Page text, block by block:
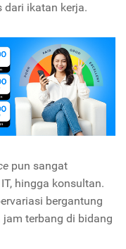
dari ikatan kerja.
pun sangat
hingga konsultan.
bergantung
terbang di bidang